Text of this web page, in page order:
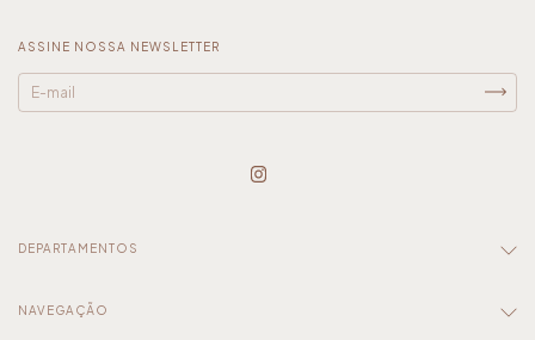
ASSINE NOSSA NEWSLETTER
DEPARTAMENTOS
NAVEGAÇÃO